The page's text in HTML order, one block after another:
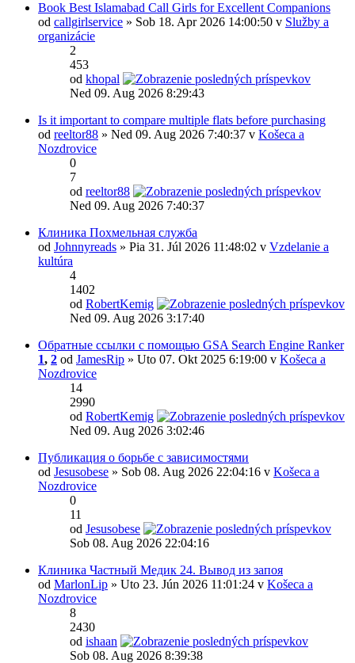
Book Best Islamabad Call Girls for Excellent Companions
od callgirlservice » Sob 18. Apr 2026 14:00:50 v Služby a
organizácie
2
453
od khopal
Ned 09. Aug 2026 8:29:43
Is it important to compare multiple flats before purchasing
od reeltor88 » Ned 09. Aug 2026 7:40:37 v Košeca a
Nozdrovice
0
7
od reeltor88
Ned 09. Aug 2026 7:40:37
Клиника Похмельная служба
od Johnnyreads » Pia 31. Júl 2026 11:48:02 v Vzdelanie a
kultúra
4
1402
od RobertKemig
Ned 09. Aug 2026 3:17:40
Обратные ссылки с помощью GSA Search Engine Ranker
1, 2 od JamesRip » Uto 07. Okt 2025 6:19:00 v Košeca a
Nozdrovice
14
2990
od RobertKemig
Ned 09. Aug 2026 3:02:46
Публикация о борьбе с зависимостями
od Jesusobese » Sob 08. Aug 2026 22:04:16 v Košeca a
Nozdrovice
0
11
od Jesusobese
Sob 08. Aug 2026 22:04:16
Клиника Частный Медик 24. Вывод из запоя
od MarlonLip » Uto 23. Jún 2026 11:01:24 v Košeca a
Nozdrovice
8
2430
od ishaan
Sob 08. Aug 2026 8:39:38